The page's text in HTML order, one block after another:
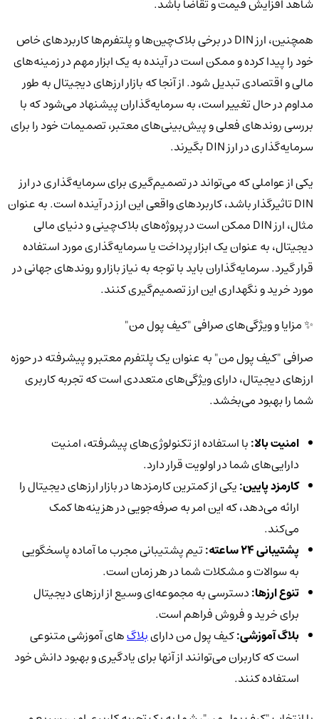
شاهد افزایش قیمت و تقاضا باشد.
همچنین، ارز DIN در برخی بلاک‌چین‌ها و پلتفرم‌ها کاربردهای خاص
خود را پیدا کرده و ممکن است در آینده به یک ابزار مهم در زمینه‌های
مالی و اقتصادی تبدیل شود. از آنجا که بازار ارزهای دیجیتال به طور
مداوم در حال تغییر است، به سرمایه‌گذاران پیشنهاد می‌شود که با
بررسی روندهای فعلی و پیش‌بینی‌های معتبر، تصمیمات خود را برای
سرمایه‌گذاری در ارز DIN بگیرند.
یکی از عواملی که می‌تواند در تصمیم‌گیری برای سرمایه‌گذاری در ارز
DIN تاثیرگذار باشد، کاربردهای واقعی این ارز در آینده است. به عنوان
مثال، ارز DIN ممکن است در پروژه‌های بلاک‌چینی و دنیای مالی
دیجیتال، به عنوان یک ابزار پرداخت یا سرمایه‌گذاری مورد استفاده
قرار گیرد. سرمایه‌گذاران باید با توجه به نیاز بازار و روندهای جهانی در
مورد خرید و نگهداری این ارز تصمیم‌گیری کنند.
✨ مزایا و ویژگی‌های صرافی "کیف پول من"
صرافی "کیف پول من" به عنوان یک پلتفرم معتبر و پیشرفته در حوزه
ارزهای دیجیتال، دارای ویژگی‌های متعددی است که تجربه کاربری
شما را بهبود می‌بخشد.
امنیت بالا:با استفاده از تکنولوژی‌های پیشرفته، امنیت
دارایی‌های شما در اولویت قرار دارد.
کارمزد پایین:یکی از کمترین کارمزدها در بازار ارزهای دیجیتال را
ارائه می‌دهد، که این امر به صرفه‌جویی در هزینه‌ها کمک
می‌کند.
پشتیبانی 24 ساعته:
تیم پشتیبانی مجرب ما آماده پاسخگویی
به سوالات و مشکلات شما در هر زمان است.
تنوع ارزها:دسترسی به مجموعه‌ای وسیع از ارزهای دیجیتال
برای خرید و فروش فراهم است.
بلاگ آموزشی:کیف پول من دارایبلاگ‌های آموزشی متنوعی
است که کاربران می‌توانند از آنها برای یادگیری و بهبود دانش خود
استفاده کنند.